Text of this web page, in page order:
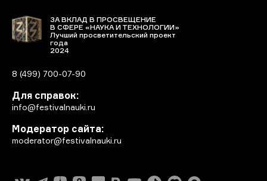
ЗА ВКЛАД В ПРОСВЕЩЕНИЕ
В СФЕРЕ «НАУКА И ТЕХНОЛОГИИ»
Лучший просветительский проект
года
2024
8 (499) 700-07-90
Для справок:
info@festivalnauki.ru
Модератор сайта:
moderator@festivalnauki.ru